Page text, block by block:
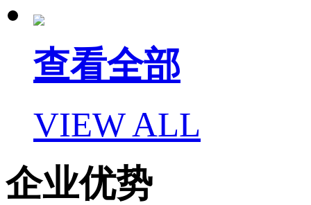
查看全部
VIEW ALL
企业优势